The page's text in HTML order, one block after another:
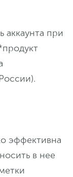
аккаунта при
эффективна
в нее